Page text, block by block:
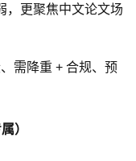
，更聚焦中文论文场
需降重 + 合规、预
）